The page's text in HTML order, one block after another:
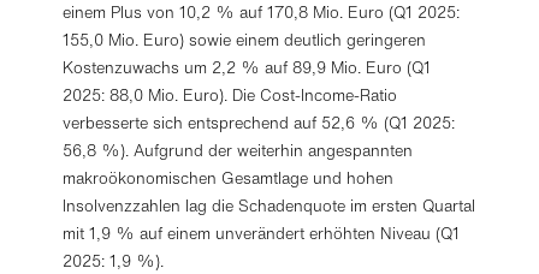
einem Plus von 10,2 % auf 170,8 Mio. Euro (Q1 2025:
155,0 Mio. Euro) sowie einem deutlich geringeren
Kostenzuwachs um 2,2 % auf 89,9 Mio. Euro (Q1
2025: 88,0 Mio. Euro). Die Cost-Income-Ratio
verbesserte sich entsprechend auf 52,6 % (Q1 2025:
56,8 %). Aufgrund der weiterhin angespannten
makroökonomischen Gesamtlage und hohen
Insolvenzzahlen lag die Schadenquote im ersten Quartal
mit 1,9 % auf einem unverändert erhöhten Niveau (Q1
2025: 1,9 %).